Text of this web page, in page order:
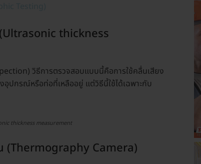
(Ultrasonic thickness
วิธีการตรวจสอบแบบนี้คือการใช้คลื่นเสียง
ปกรณ์หรือท่อที่เหลืออยู่ แต่วิธีนี้ใช้ได้เฉพาะกับ
thickness measurement
(Thermography Camera)